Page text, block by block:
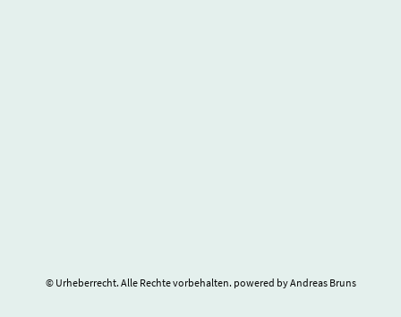
© Urheberrecht. Alle Rechte vorbehalten. powered by Andreas Bruns